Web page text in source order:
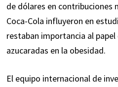
de dólares en contribuciones
Coca-Cola influyeron en
restaban importancia al
azucaradas en la obesidad.
El equipo internacional de